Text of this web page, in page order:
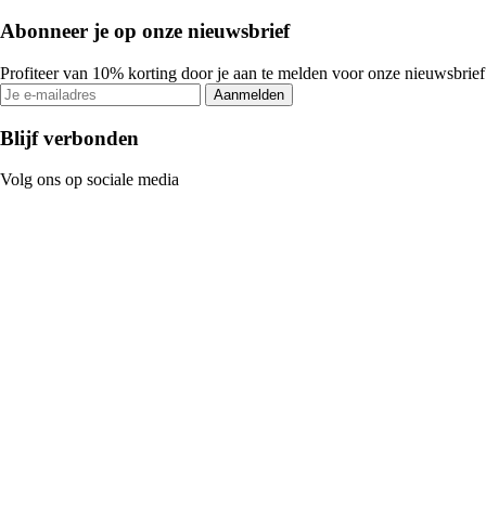
Abonneer je op onze nieuwsbrief
Profiteer van 10% korting door je aan te melden voor onze nieuwsbrief
Aanmelden
Blijf verbonden
Volg ons op sociale media